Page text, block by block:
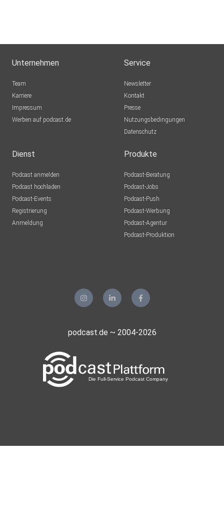
Unternehmen
Team
Karriere
Impressum
Werben auf podcast.de
Service
Newsletter
Kontakt
Presse
Nutzungsbedingungen
Datenschutz
Dienst
Podcast anmelden
Podcast hochladen
Podcast-Events
Registrierung
Anmeldung
Produkte
Podcast-Beratung
Podcast-Jobs
Podcast-Push
Podcast-Werbung
Podcast-Agentur
Podcast-Produktion
podcast.de ~ 2004-2026